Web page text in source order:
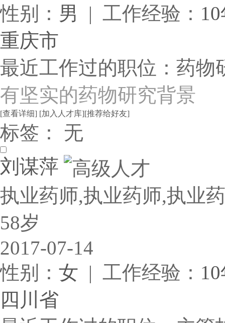
性别： 男 | 工作经验：
重庆市
最近工作过的职位：药物
有坚实的药物研究背景
[查看详细] [加入人才库][推荐给好友]
标签： 无
刘谋萍
执业药师,执业药师,执业
58岁
2017-07-14
性别： 女 | 工作经验：
四川省